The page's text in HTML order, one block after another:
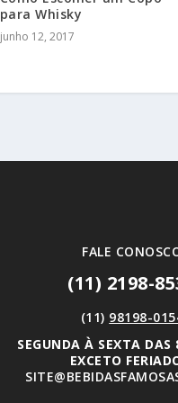
para Whisky
junho 12, 2017
FALE
(11) 2198-
(11) 98198-
SEGUNDA À SEXTA DAS
EXCETO